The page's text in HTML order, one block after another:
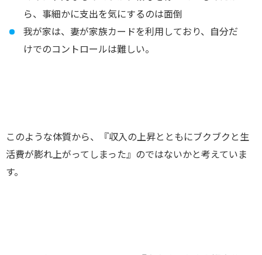
ら、事細かに支出を気にするのは面倒
我が家は、妻が家族カードを利用しており、自分だ
けでのコントロールは難しい。
このような体質から、『収入の上昇とともにブクブクと生
活費が膨れ上がってしまった』のではないかと考えていま
す。